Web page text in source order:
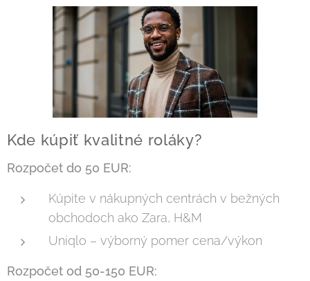
Kde kúpiť kvalitné roláky?
Rozpočet do 50 EUR:
Kúpite v nákupných centrách v bežných
obchodoch ako Zara, H&M
Uniqlo – výborný pomer cena/výkon
Rozpočet od 50-150 EUR: